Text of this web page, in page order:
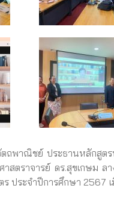
ย์ ประธานหลักสูตรบริ
สตราจารย์ ดร.สุขเกษม ล
ร ประจำปีการศึกษา